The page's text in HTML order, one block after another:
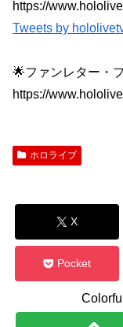
https://
Tweets by
🌟ファンレター・
https://
ホロライブ
X
Pocket